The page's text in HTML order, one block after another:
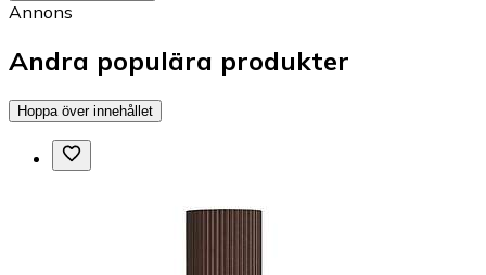
Annons
Andra populära produkter
Hoppa över innehållet